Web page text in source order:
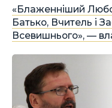
«Блаженніший
Батько, Вчитель і
Всевишнього», —